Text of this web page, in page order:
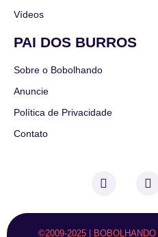
Vídeos
PAI DOS BURROS
Sobre o Bobolhando
Anuncie
Política de Privacidade
Contato
©2009-2025 | BOBOLHANDO